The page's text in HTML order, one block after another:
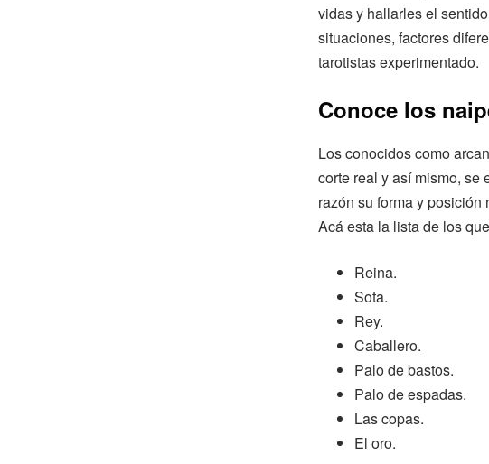
vidas y hallarles el
situaciones, factores
tarotistas experimentado.
Conoce los
Los conocidos como
corte real y así mismo, se
razón su forma y posición
Acá esta la lista de los
Reina.
Sota.
Rey.
Caballero.
Palo de bastos.
Palo de espadas.
Las copas.
El oro.